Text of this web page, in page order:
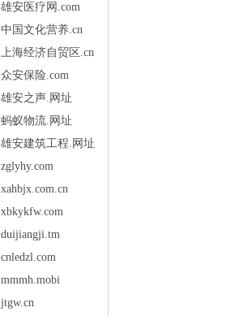
雄安医疗网.com
中国文化营养.cn
上海经济自贸区.cn
众安保险.com
雄安之声.网址
蚂蚁物流.网址
雄安建筑工程.网址
zglyhy.com
xahbjx.com.cn
xbkykfw.com
duijiangji.tm
cnledzl.com
mmmh.mobi
jtgw.cn